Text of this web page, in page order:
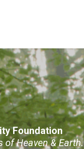
Foundation
Heaven & Earth.